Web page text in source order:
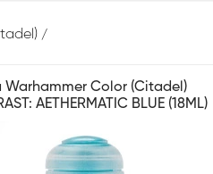
Color (Citadel)
AETHERMATIC BLUE (18ML)